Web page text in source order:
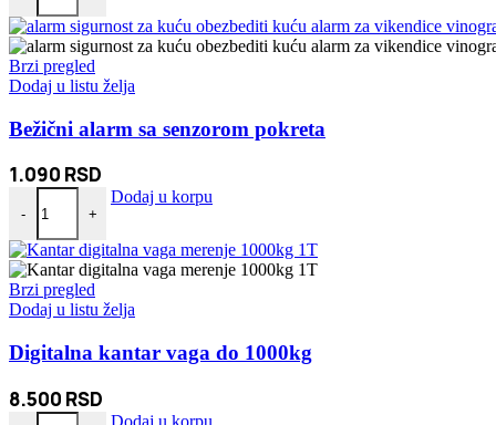
Brzi pregled
Dodaj u listu želja
Bežični alarm sa senzorom pokreta
1.090 RSD
-
Bežični alarm sa senzorom pokreta količina
+
Dodaj u korpu
Brzi pregled
Dodaj u listu želja
Digitalna kantar vaga do 1000kg
8.500 RSD
Digitalna kantar vaga do 1000kg količina
Dodaj u korpu